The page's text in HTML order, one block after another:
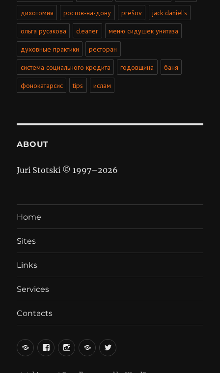
дихотомия ростов-на-дону prešov jack daniel's
ольга русакова cleaner меню сидушек унитаза
духовные практики ресторан
система социального кредита годовщина баня
фонокатарсис tips ислам
ABOUT
Juri Stotski © 1997–2026
Home
Sites
Links
Services
Contacts
вКонтакте
FacebookInstagramLiveJournal
Twitter